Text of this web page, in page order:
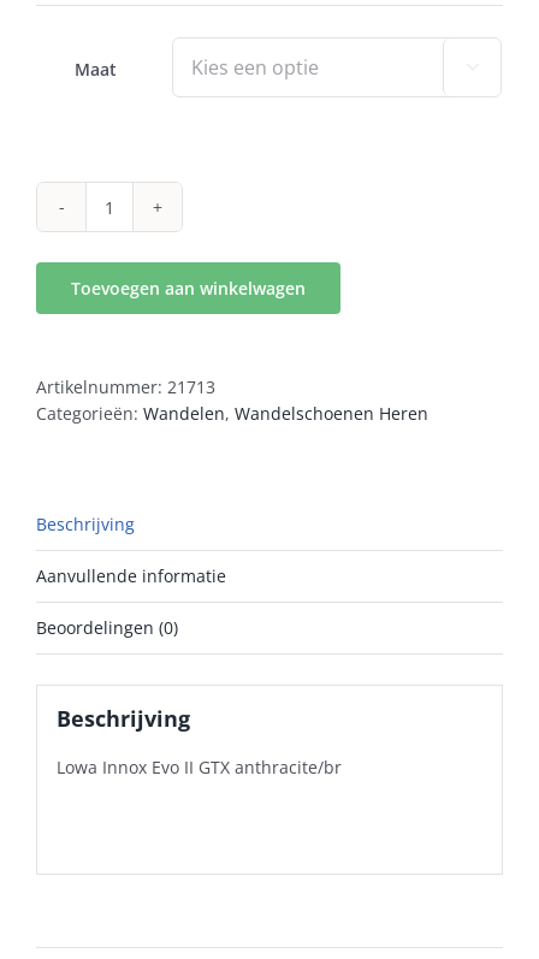
Maat 
Lowa
II
Toevoegen aan winkelwagen
Artikelnummer: 21713
Categorieën: Wandelen, Wandelschoenen Heren
Beschrijving
Aanvullende informatie
Beoordelingen (0)
Beschrijving
Lowa Innox Evo II GTX anthracite/br